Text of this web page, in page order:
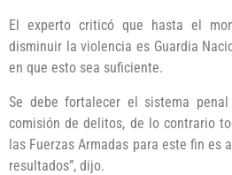
El experto criticó que hasta el
disminuir la violencia es Guardia
en que esto sea suficiente.
Se debe fortalecer el sistema
comisión de delitos, de lo contrario
las Fuerzas Armadas para este fin es
resultados”, dijo.